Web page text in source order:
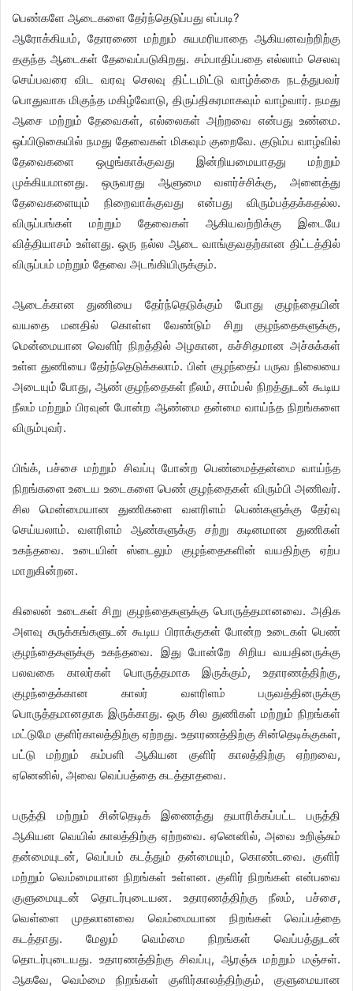
பெண்களே ஆடைகளை தேர்ந்தெடுப்பது எப்படி?
ஆரோக்கியம், தோரணை மற்றும் சுயமரியாதை ஆகியனவற்றிற்கு
தகுந்த ஆடைகள் தேவைப்படுகிறது. சம்பாதிப்பதை எல்லாம் செலவு
செய்பவரை விட வரவு செலவு திட்டமிட்டு வாழ்க்கை நடத்துபவர்
பொதுவாக மிகுந்த மகிழ்வோடு, திருப்திகரமாகவும் வாழ்வார். நமது
ஆசை மற்றும் தேவைகள், எல்லைகள் அற்றவை என்பது உண்மை.
ஒப்பிடுகையில் நமது தேவைகள் மிகவும் குறைவே. குடும்ப வாழ்வில்
தேவைகளை ஒழுங்காக்குவது இன்றியமையாதது மற்றும்
முக்கியமானது. ஒருவரது ஆளுமை வளர்ச்சிக்கு, அனைத்து
தேவைகளையும் நிறைவாக்குவது என்பது விரும்பத்தக்கதல்ல.
விருப்பங்கள் மற்றும் தேவைகள் ஆகியவற்றிக்கு இடையே
வித்தியாசம் உள்ளது. ஒரு நல்ல ஆடை வாங்குவதற்கான திட்டத்தில்
விருப்பம் மற்றும் தேவை அடங்கியிருக்கும்.
ஆடைக்கான துணியை தேர்ந்தெடுக்கும் போது குழந்தையின்
வயதை மனதில் கொள்ள வேண்டும் சிறு குழந்தைகளுக்கு,
மென்மையான வெளிர் நிறத்தில் அழகான, கச்சிதமான அச்சுக்கள்
உள்ள துணியை தேர்ந்தெடுக்கலாம். பின் குழந்தைப் பருவ நிலையை
அடையும் போது, ஆண் குழந்தைகள் நீலம், சாம்பல் நிறத்துடன் கூடிய
நீலம் மற்றும் பிரவுன் போன்ற ஆண்மை தன்மை வாய்ந்த நிறங்களை
விரும்புவர்.
பிங்க், பச்சை மற்றும் சிவப்பு போன்ற பெண்மைத்தன்மை வாய்ந்த
நிறங்களை உடைய உடைகளை பெண் குழந்தைகள் விரும்பி அணிவர்.
சில மென்மையான துணிகளை வளரிளம் பெண்களுக்கு தேர்வு
செய்யலாம். வளரிளம் ஆண்களுக்கு சற்று கடினமான துணிகள்
உகந்தவை. உடையின் ஸ்டைலும் குழந்தைகளின் வயதிற்கு ஏற்ப
மாறுகின்றன.
கிலைன் உடைகள் சிறு குழந்தைகளுக்கு பொருத்தமானவை. அதிக
அளவு சுருக்கங்களுடன் கூடிய பிராக்குகள் போன்ற உடைகள் பெண்
குழந்தைகளுக்கு உகந்தவை. இது போன்றே சிறிய வயதினருக்கு
பலவகை காலர்கள் பொருத்தமாக இருக்கும், உதாரணத்திற்கு,
குழந்தைக்கான காலர் வளரிளம் பருவத்தினருக்கு
பொருத்தமானதாக இருக்காது. ஒரு சில துணிகள் மற்றும் நிறங்கள்
மட்டுமே குளிர்காலத்திற்கு ஏற்றது. உதாரணத்திற்கு சின்தெடிக்குகள்,
பட்டு மற்றும் கம்பளி ஆகியன குளிர் காலத்திற்கு ஏற்றவை,
ஏனெனில், அவை வெப்பத்தை கடத்தாதவை.
பருத்தி மற்றும் சின்தெடிக் இணைத்து தயாரிக்கப்பட்ட பருத்தி
ஆகியன வெயில் காலத்திற்கு ஏற்றவை. ஏனெனில், அவை உறிஞ்சும்
தன்மையுடன், வெப்பம் கடத்தும் தன்மையும், கொண்டவை. குளிர்
மற்றும் வெம்மையான நிறங்கள் உள்ளன. குளிர் நிறங்கள் என்பவை
குளுமையுடன் தொடர்புடையன. உதாரணத்திற்கு நீலம், பச்சை,
வெள்ளை முதலானவை வெம்மையான நிறங்கள் வெப்பத்தை
கடத்தாது. மேலும் வெம்மை நிறங்கள் வெப்பத்துடன்
தொடர்புடையது. உதாரணத்திற்கு சிவப்பு, ஆரஞ்சு மற்றும் மஞ்சள்.
ஆகவே, வெம்மை நிறங்கள் குளிர்காலத்திற்கும், குளுமையான